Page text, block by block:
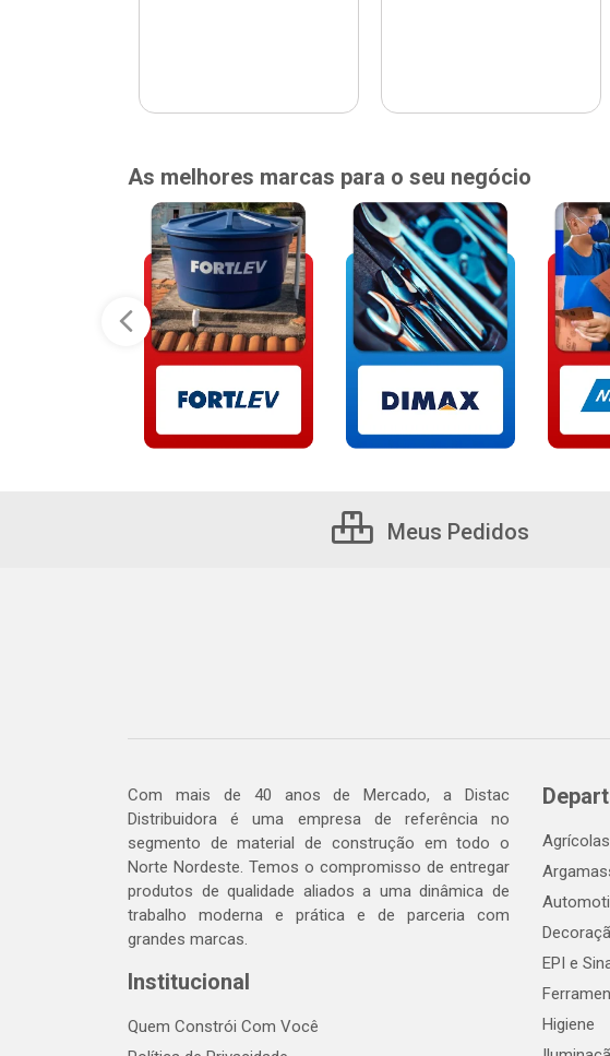
As melhores marcas para o seu negócio
Meus Pedidos
Com mais de 40 anos de Mercado, a Distac
Distribuidora é uma empresa de referência no
segmento de material de construção em todo o
Norte Nordeste. Temos o compromisso de entregar
produtos de qualidade aliados a uma dinâmica de
trabalho moderna e prática e de parceria com
grandes marcas.
Institucional
Quem Constrói Com Você
Agrícolas
EPI e
Higiene